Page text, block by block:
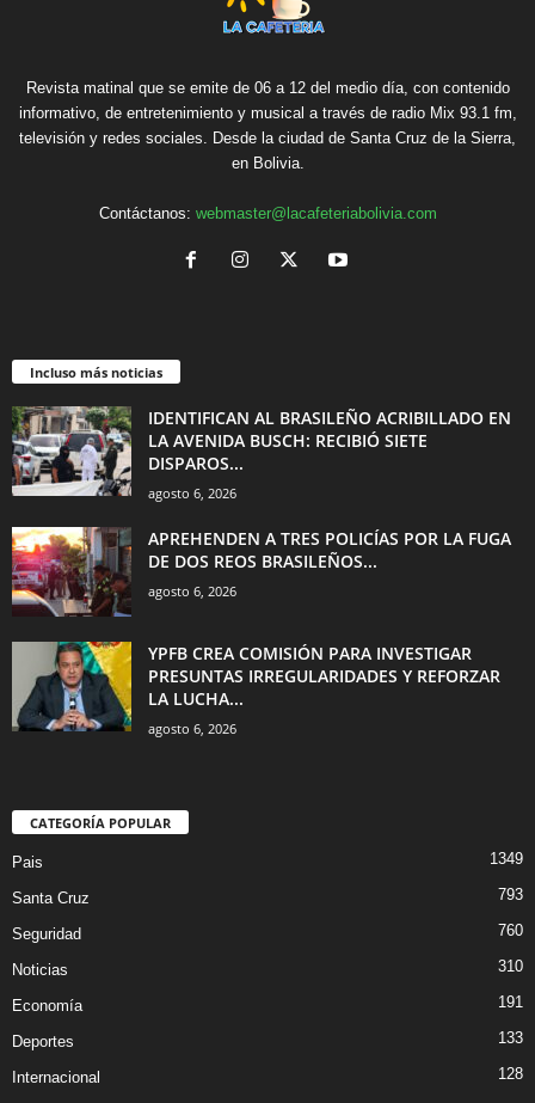
Revista matinal que se emite de 06 a 12 del medio día, con contenido
informativo, de entretenimiento y musical a través de radio Mix 93.1 fm,
televisión y redes sociales. Desde la ciudad de Santa Cruz de la Sierra,
en Bolivia.
Contáctanos: webmaster@lacafeteriabolivia.com
Incluso más noticias
IDENTIFICAN AL BRASILEÑO ACRIBILLADO EN
LA AVENIDA BUSCH: RECIBIÓ SIETE
DISPAROS...
agosto 6, 2026
APREHENDEN A TRES POLICÍAS POR LA FUGA
DE DOS REOS BRASILEÑOS...
agosto 6, 2026
YPFB CREA COMISIÓN PARA INVESTIGAR
PRESUNTAS IRREGULARIDADES Y REFORZAR
LA LUCHA...
agosto 6, 2026
CATEGORÍA POPULAR
Pais 1349
Santa Cruz 793
Seguridad 760
Noticias 310
Economía 191
Deportes 133
Internacional 128